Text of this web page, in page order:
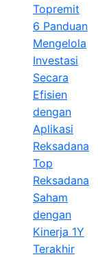
Topremit
6 Panduan
Mengelola
Investasi
Secara
Efisien
dengan
Aplikasi
Reksadana
Top
Reksadana
Saham
dengan
Kinerja 1Y
Terakhir